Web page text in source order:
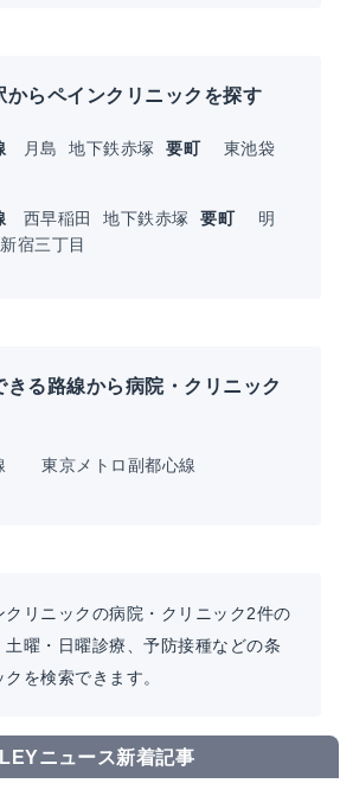
からペインクリニックを探す
月島 地下鉄赤塚 要町
東池袋
西早稲田 地下鉄赤塚 要町
明
新宿三丁目
きる路線から病院・クリニック
東京メトロ副都心線
リニックの病院・クリニック2件の
曜・日曜診療、予防接種などの条
を検索できます。
ニュース新着記事